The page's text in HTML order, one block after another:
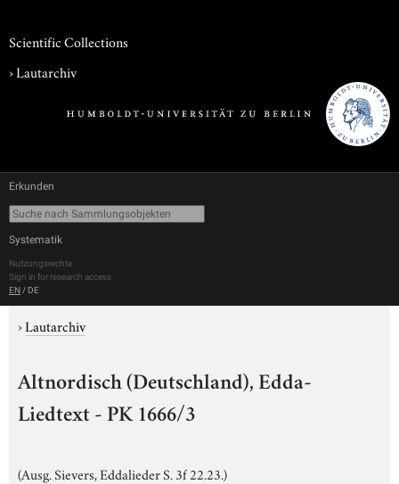
Scientific Collections
›Lautarchiv
Erkunden
Systematik
Nutzungsrechte
Sign in for research access
EN / DE
›Lautarchiv
Altnordisch (Deutschland), Edda-
Liedtext - PK 1666/3
(Ausg. Sievers, Eddalieder S. 3f 22.23.)